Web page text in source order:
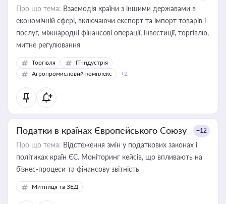
Про що тема: Взаємодія країни з іншими державами в
економічній сфері, включаючи експорт та імпорт товарів і
послуг, міжнародні фінансові операції, інвестиції, торгівлю,
митне регулювання
Торгівля
IT-індустрія
Агропромисловий комплекс
+2
Податки в країнах Європейського Союзу +12
Про що тема: Відстеження змін у податкових законах і
політиках країн ЄС. Моніторинг кейсів, що впливають на
бізнес-процеси та фінансову звітність
Митниця та ЗЕД